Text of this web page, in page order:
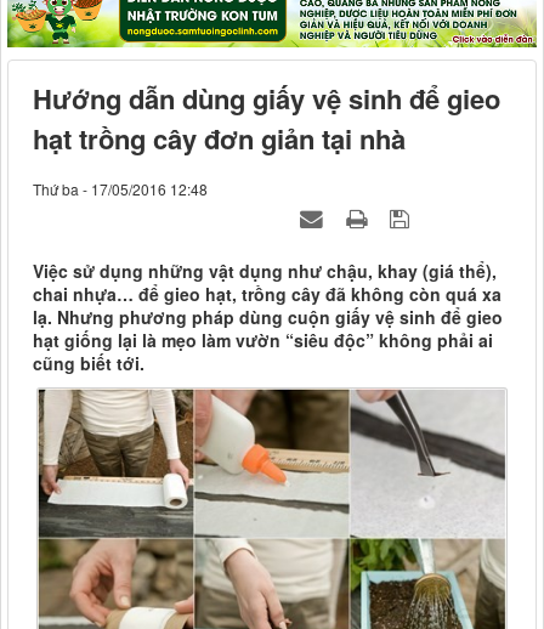
Hướng dẫn dùng giấy vệ sinh để gieo
hạt trồng cây đơn giản tại nhà
Thứ ba - 17/05/2016 12:48
Việc sử dụng những vật dụng như chậu, khay (giá thể),
chai nhựa… để gieo hạt, trồng cây đã không còn quá xa
lạ. Nhưng phương pháp dùng cuộn giấy vệ sinh để gieo
hạt giống lại là mẹo làm vườn “siêu độc” không phải ai
cũng biết tới.